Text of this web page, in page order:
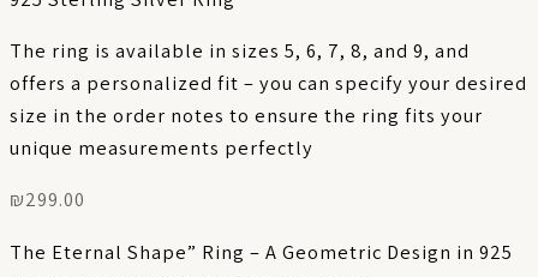
The ring is available in sizes 5, 6, 7, 8, and 9, and
offers a personalized fit – you can specify your desired
size in the order notes to ensure the ring fits your
unique measurements perfectly
₪299.00
The Eternal Shape” Ring – A Geometric Design in 925